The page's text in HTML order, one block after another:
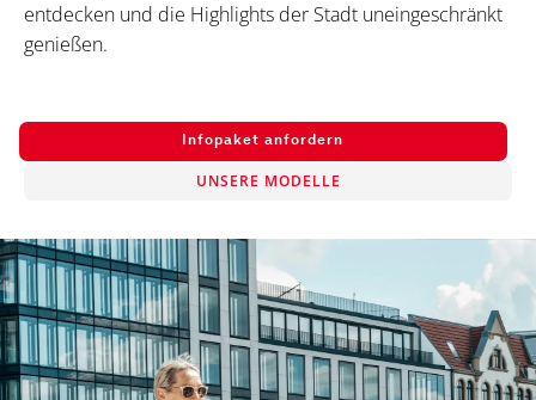
entdecken und die Highlights der Stadt uneingeschränkt
genießen.
Infopaket anfordern
UNSERE MODELLE